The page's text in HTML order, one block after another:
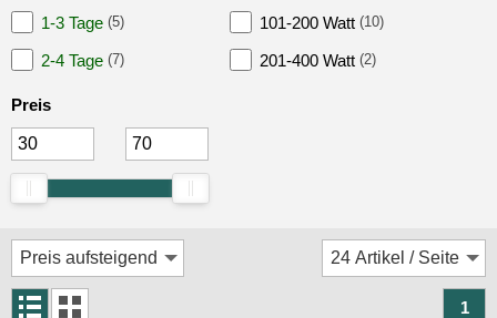
ESX
Focal
Helix
Hertz
1-3 Tage (5)
2-4 Tage (7)
101-200 Watt (10)
201-400 Watt (2)
Preis
1